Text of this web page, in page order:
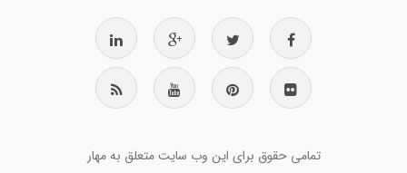
تمامی حقوق برای این وب سایت متعلق به مهار